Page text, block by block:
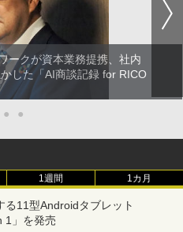
ークが資本業務提携、社内
した「AI商談記録 for RICO
● ●
1週間 1カ月
る11型Androidタブレット
1」を発売